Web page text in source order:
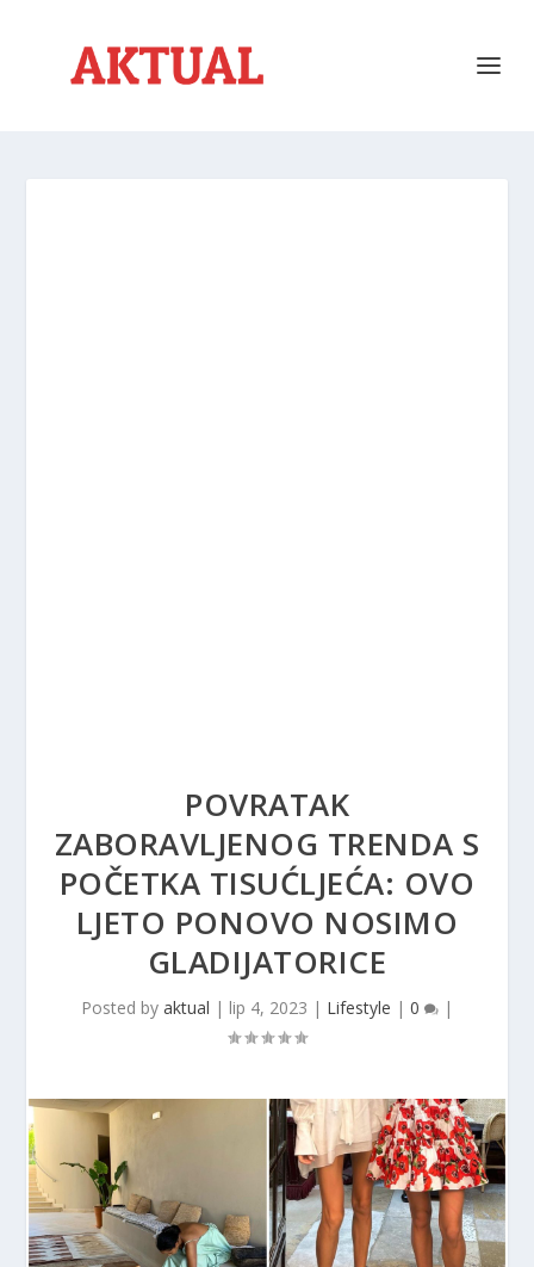
POVRATAK
ZABORAVLJENOG TRENDA S
POČETKA TISUĆLJEĆA: OVO
LJETO PONOVO NOSIMO
GLADIJATORICE
Posted by aktual | lip 4, 2023 | Lifestyle | 0 |